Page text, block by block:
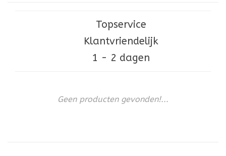
Topservice
Klantvriendelijk
1 - 2 dagen
Geen producten gevonden!...